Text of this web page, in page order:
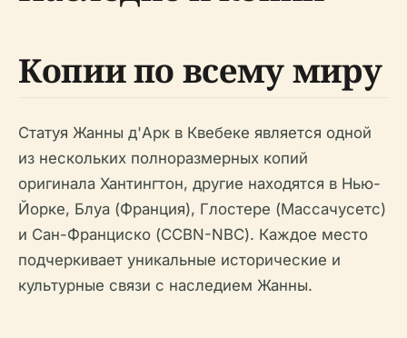
Копии по всему миру
Статуя Жанны д'Арк в Квебеке является одной
из нескольких полноразмерных копий
оригинала Хантингтон, другие находятся в Нью-
Йорке, Блуа (Франция), Глостере (Массачусетс)
и Сан-Франциско (CCBN-NBC). Каждое место
подчеркивает уникальные исторические и
культурные связи с наследием Жанны.